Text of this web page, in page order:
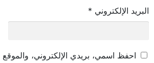
البريد الإلكتروني *
احفظ اسمي، بريدي الإلكتروني، والموقع